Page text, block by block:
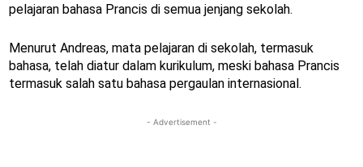
pelajaran bahasa Prancis di semua jenjang sekolah.
Menurut Andreas, mata pelajaran di sekolah, termasuk
bahasa, telah diatur dalam kurikulum, meski bahasa Prancis
termasuk salah satu bahasa pergaulan internasional.
- Advertisement -